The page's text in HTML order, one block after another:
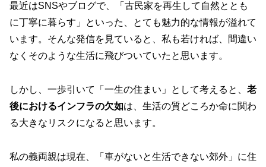
最近はSNSやブログで、「古民家を再生して自然ととも
に丁寧に暮らす」といった、とても魅力的な情報が溢れて
います。そんな発信を見ていると、私も若ければ、間違い
なくそのような生活に飛びついていたと思います。
しかし、一歩引いて「一生の住まい」として考えると、 老
後におけるインフラの欠如は、生活の質どころか命に関わ
る大きなリスクになると思います。
私の義両親は現在、「車がないと生活できない郊外」に住